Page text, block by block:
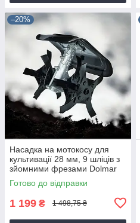
–20%
Насадка на мотокосу для
культивації 28 мм, 9 шліців з
зйомними фрезами Dolmar
9T28
Готово до відправки
1 199 ₴ 1 498,75 ₴